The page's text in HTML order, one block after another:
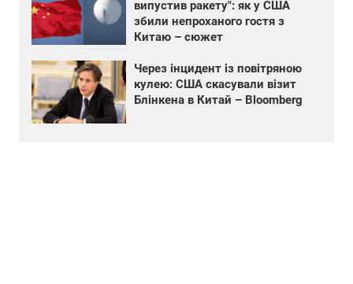
випустив ракету": як у США
збили непроханого гостя з
Китаю – сюжет
Через інцидент із повітряною
кулею: США скасували візит
Блінкена в Китай – Bloomberg